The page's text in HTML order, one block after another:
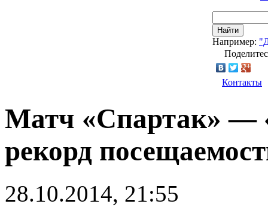
Найти
Например:
Контакты
Матч «Спартак» —
рекорд
28.10.2014, 21:55